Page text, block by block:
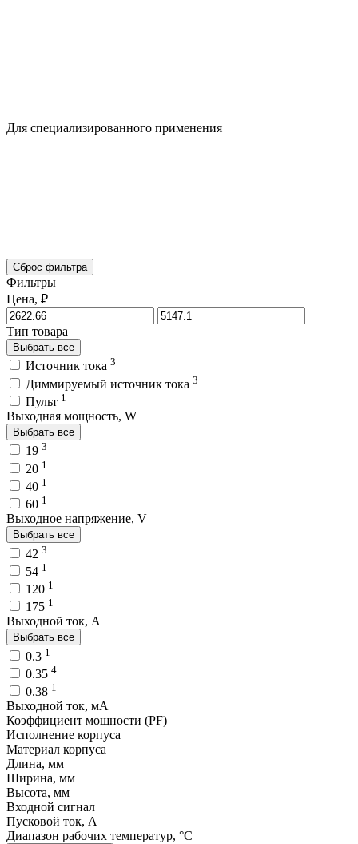
Для специализированного применения
Сброс фильтра
Фильтры
Цена, ₽
Тип товара
Выбрать все
Источник тока 3
Диммируемый источник тока 3
Пульт 1
Выходная мощность, W
Выбрать все
19 3
20 1
40 1
60 1
Выходное напряжение, V
Выбрать все
42 3
54 1
120 1
175 1
Выходной ток, A
Выбрать все
0.3 1
0.35 4
0.38 1
Выходной ток, мA
Коэффициент мощности (PF)
Исполнение корпуса
Материал корпуса
Длина, мм
Ширина, мм
Высота, мм
Входной сигнал
Пусковой ток, A
Диапазон рабочих температур, °C